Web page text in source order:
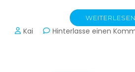
WEITERLESEN
Kai Hinterlasse einen